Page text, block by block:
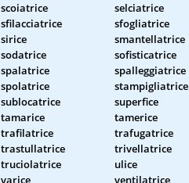
scoiatrice
selciatrice
sfilacciatrice
sfogliatrice
sirice
smantellatrice
sodatrice
sofisticatrice
spalatrice
spalleggiatrice
spolatrice
stampigliatrice
sublocatrice
superfice
tamarice
tamerice
trafilatrice
trafugatrice
trastullatrice
trivellatrice
truciolatrice
ulice
varice
ventilatrice